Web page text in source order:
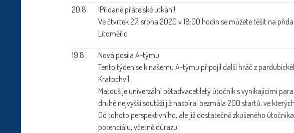
20.8.
!Přidané přátelské utkání!
Ve čtvrtek 27. srpna 2020 v 18:00 hodin se můžete těšit na
Litoměřic.
19.8.
Nová posila A-týmu
Tento týden se k našemu A-týmu připojil další hráč z
Kratochvíl.
Matouš je univerzální pětadvacetiletý útočník s vynikajícími
druhé nejvyšší soutěži již nasbíral bezmála 200 startů, ve
Od tohoto perspektivního, ale již dostatečně zkušeného
potenciálu, včetně důrazu.